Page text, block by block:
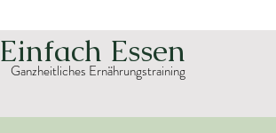
Einfach Essen
Ganzheitliches Ernährungstraining